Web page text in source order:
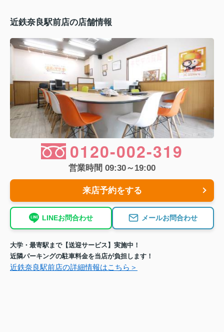
近鉄奈良駅前店の店舗情報
0120-002-319
営業時間 09:30～19:00
来店予約をする
LINEお問合わせ メールお問合わせ
大学・最寄駅まで【送迎サービス】実施中！
近隣パーキングの駐車料金を当店が負担します！
近鉄奈良駅前店の詳細情報はこちら＞